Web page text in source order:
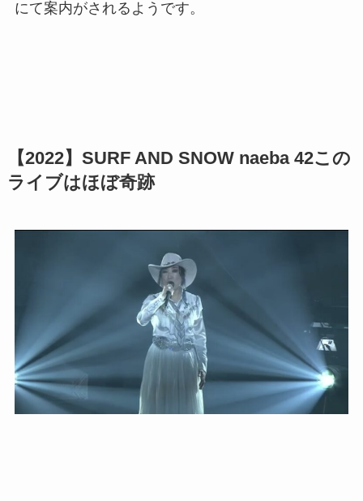
にて案内がされるようです。
【2022】SURF AND SNOW naeba 42この
ライブはほぼ奇跡